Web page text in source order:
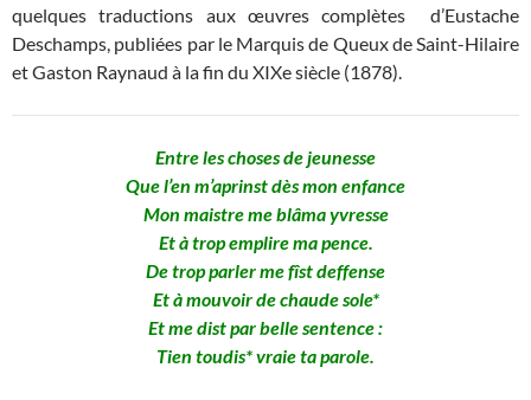
quelques traductions aux œuvres complètes d’Eustache
Deschamps, publiées par le Marquis de Queux de Saint-Hilaire
et Gaston Raynaud à la fin du XIXe siècle (1878).
Entre les choses de jeunesse
Que l’en m’aprinst dès mon enfance
Mon maistre me blâma yvresse
Et à trop emplire ma pence.
De trop parler me fîst deffense
Et à mouvoir de chaude sole*
Et me dist par belle sentence :
Tien toudis* vraie ta parole.